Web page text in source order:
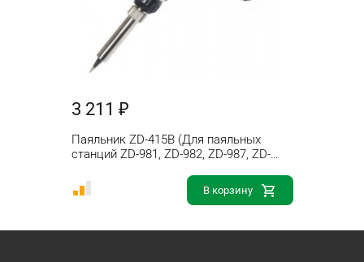
3 211 ₽
Паяльник ZD-415B (Для паяльных
станций ZD-981, ZD-982, ZD-987, ZD-
В корзину